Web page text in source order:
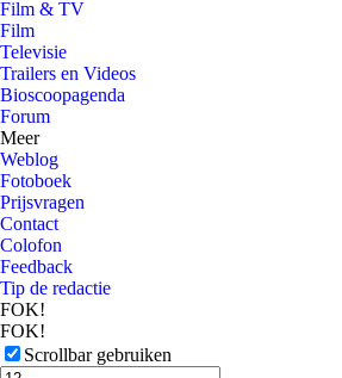
Film & TV
Film
Televisie
Trailers en Videos
Bioscoopagenda
Forum
Meer
Weblog
Fotoboek
Prijsvragen
Contact
Colofon
Feedback
Tip de redactie
FOK!
FOK!
Scrollbar gebruiken